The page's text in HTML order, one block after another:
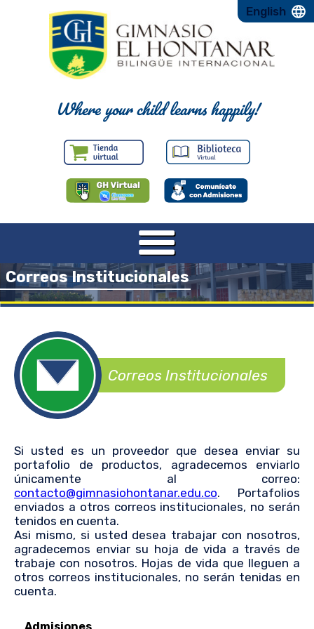
Where your child learns happily!
English
Correos Institucionales
Correos Institucionales
Si usted es un proveedor que desea enviar su
portafolio de productos, agradecemos enviarlo
únicamente al correo:
contacto@gimnasiohontanar.edu.co. Portafolios
enviados a otros correos institucionales, no serán
tenidos en cuenta.
Asi mismo, si usted desea trabajar con nosotros,
agradecemos enviar su hoja de vida a través de
trabaje con nosotros. Hojas de vida que lleguen a
otros correos institucionales, no serán tenidas en
cuenta.